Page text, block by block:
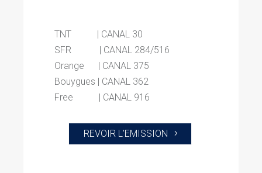
TNT | CANAL 30
SFR | CANAL 284/516
Orange | CANAL 375
Bouygues | CANAL 362
Free | CANAL 916
REVOIR L'EMISSION